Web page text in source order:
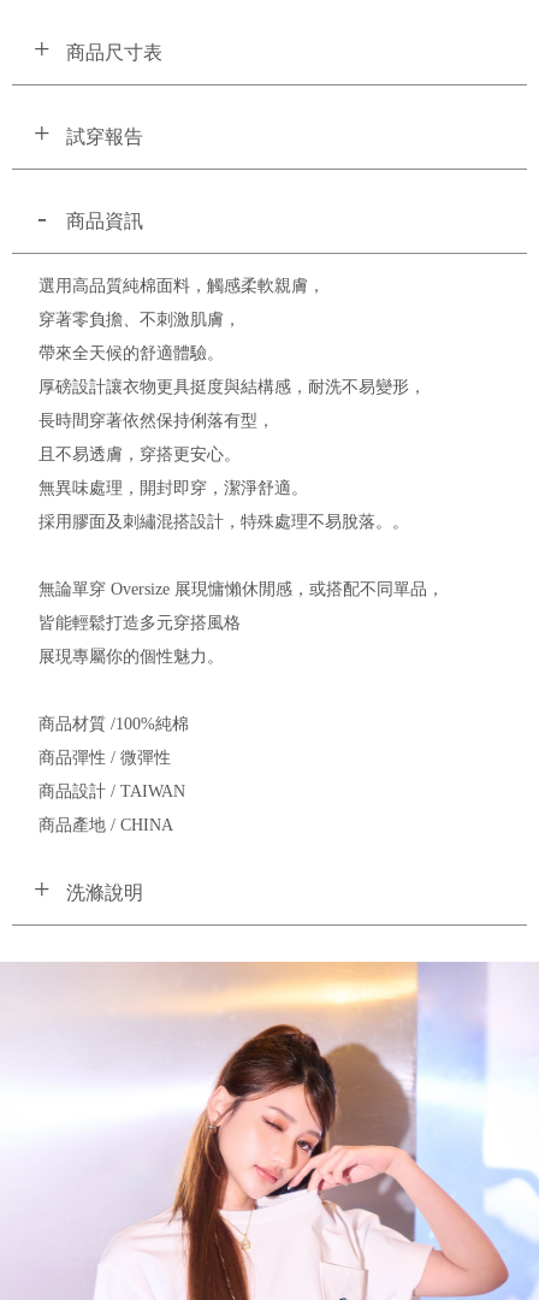
商品尺寸表
試穿報告
商品資訊
選用高品質純棉面料，觸感柔軟親膚，
穿著零負擔、不刺激肌膚，
帶來全天候的舒適體驗。
厚磅設計讓衣物更具挺度與結構感，耐洗不易變形，
長時間穿著依然保持俐落有型，
且不易透膚，穿搭更安心。
無異味處理，開封即穿，潔淨舒適。
採用膠面及刺繡混搭設計，特殊處理不易脫落。。
無論單穿 Oversize 展現慵懶休閒感，或搭配不同單品，
皆能輕鬆打造多元穿搭風格
展現專屬你的個性魅力。
商品材質 /100%純棉
商品彈性 / 微彈性
商品設計 / TAIWAN
商品產地 / CHINA
洗滌說明